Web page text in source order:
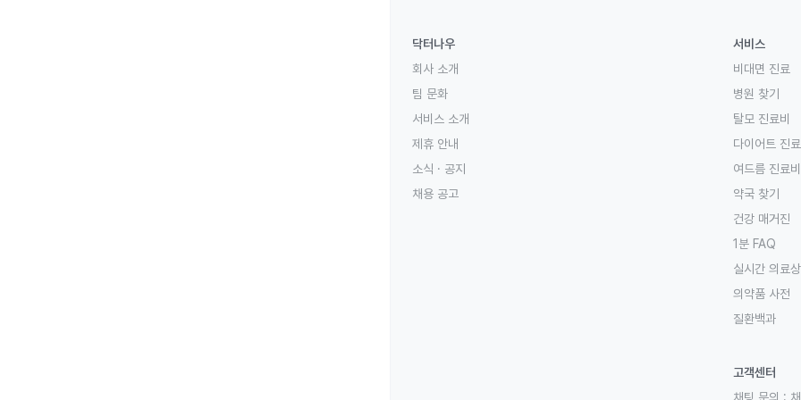
닥터나우
회사 소개
팀 문화
서비스 소개
제휴 안내
소식 · 공지
채용 공고
서비스
비대면 진료
병원 찾기
탈모 진료비
다이어트 진료
여드름 진료비
약국 찾기
건강 매거진
1분 FAQ
실시간 의료
의약품 사전
질환백과
고객센터
채팅 문의 :